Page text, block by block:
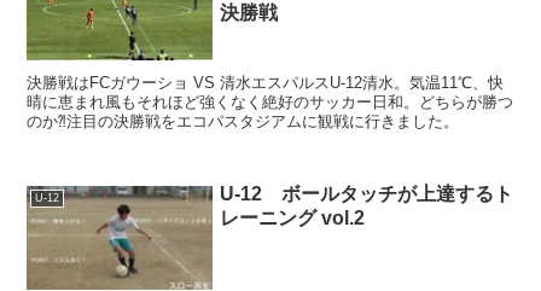
決勝戦
決勝戦はFCガウーショ VS 清水エスパルスU-12清水。気温11℃、快
晴に恵まれ風もそれほど強くなく絶好のサッカー日和。どちらが勝つ
のか⁈注目の決勝戦をエコパスタジアムに観戦に行きました。
U-12
U-12 ボールタッチが上達するト
レーニング vol.2